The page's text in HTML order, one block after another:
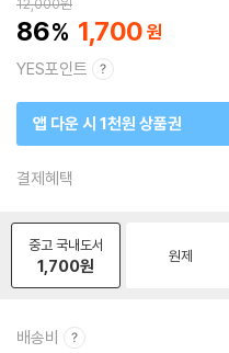
86 1,700
YES포인트
앱 다운 시 1천원 상품권
결제혜택
중고 국내도서
1,700원 원제
배송비